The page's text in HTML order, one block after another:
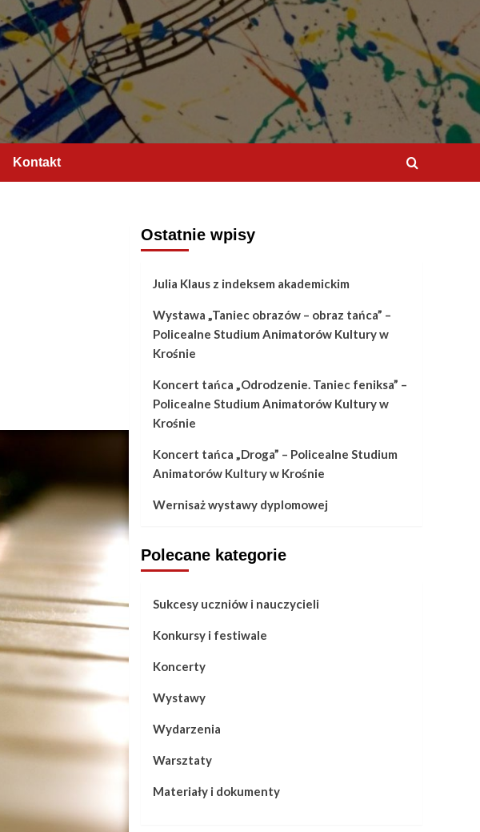
Kontakt
Ostatnie wpisy
Julia Klaus z indeksem akademickim
Wystawa „Taniec obrazów – obraz tańca” –
Policealne Studium Animatorów Kultury w
Krośnie
Koncert tańca „Odrodzenie. Taniec feniksa” –
Policealne Studium Animatorów Kultury w
Krośnie
Koncert tańca „Droga” – Policealne Studium
Animatorów Kultury w Krośnie
Wernisaż wystawy dyplomowej
Polecane kategorie
Sukcesy uczniów i nauczycieli
Konkursy i festiwale
Koncerty
Wystawy
Wydarzenia
Warsztaty
Materiały i dokumenty